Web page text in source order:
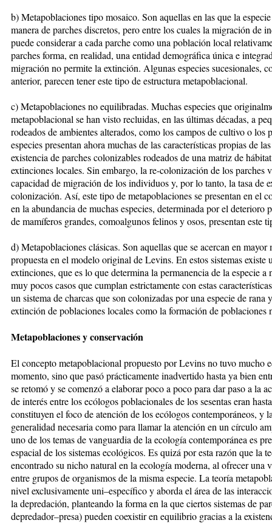
b) Metapoblaciones tipo mosaico. Son aquellas en las que la
manera de parches discretos, pero entre los cuales la migración de
puede considerar a cada parche como una población local
parches forma, en realidad, una entidad demográfica única e
migración no permite la extinción. Algunas especies sucesionales,
anterior, parecen tener este tipo de estructura metapoblacional.
c) Metapoblaciones no equilibradas. Muchas especies que
metapoblacional se han visto recluidas, en las últimas décadas, a
rodeados de ambientes alterados, como los campos de cultivo o los
especies presentan ahora muchas de las características propias de
existencia de parches colonizables rodeados de una matriz de
extinciones locales. Sin embargo, la re-colonización de los parches
capacidad de migración de los individuos y, por lo tanto, la tasa de
colonización. Así, este tipo de metapoblaciones se presentan en el
en la abundancia de muchas especies, determinada por el deterioro
de mamíferos grandes, comoalgunos felinos y osos, presentan este
d) Metapoblaciones clásicas. Son aquellas que se acercan en
propuesta en el modelo original de Levins. En estos sistemas
extinciones, que es lo que determina la permanencia de la especie
muy pocos casos que cumplan estrictamente con estas
un sistema de charcas que son colonizadas por una especie de rana
extinción de poblaciones locales como la formación de poblaciones
Metapoblaciones y conservación
El concepto metapoblacional propuesto por Levins no tuvo mucho
momento, sino que pasó prácticamente inadvertido hasta ya bien
se retomó y se comenzó a elaborar poco a poco para dar paso a la
de interés entre los ecólogos poblacionales de los sesentas eran
constituyen el foco de atención de los ecólogos contemporáneos,
generalidad necesaria como para llamar la atención en un círculo
uno de los temas de vanguardia de la ecología contemporánea es
espacial de los sistemas ecológicos. Es quizá por esta razón que la
encontrado su nicho natural en la ecología moderna, al ofrecer una
entre grupos de organismos de la misma especie. La teoría
nivel exclusivamente uni–específico y aborda el área de las
la depredación, planteando la forma en la que ciertos sistemas de
depredador–presa) pueden coexistir en equilibrio gracias a la